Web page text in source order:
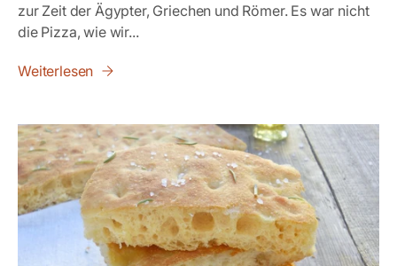
zur Zeit der Ägypter, Griechen und Römer. Es war nicht
die Pizza, wie wir...
Weiterlesen